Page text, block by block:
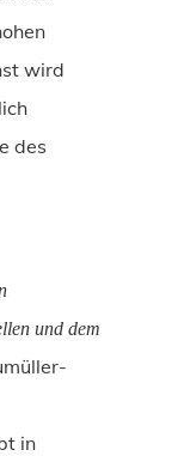
wird
des
und dem
in